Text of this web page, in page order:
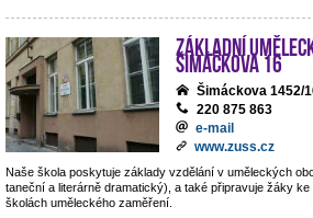
Základní
Šimáčkova 16
Šimáckova 1452/
220 875 863
e-mail
www.zuss.cz
Naše škola poskytuje základy vzdělání v uměleckých
taneční a literárně dramatický), a také připravuje žáky
školách uměleckého zaměření.